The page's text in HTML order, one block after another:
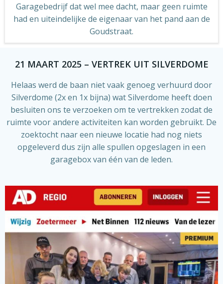
Garagebedrijf dat wel mee dacht, maar geen ruimte
had en uiteindelijke de eigenaar van het pand aan de
Goudstraat.
21 MAART 2025 – VERTREK UIT SILVERDOME
Helaas werd de baan niet vaak genoeg verhuurd door
Silverdome (2x en 1x bijna) wat Silverdome heeft doen
besluiten ons te verzoeken om te vertrekken zodat de
ruimte voor andere activiteiten kan worden gebruikt. De
zoektocht naar een nieuwe locatie had nog niets
opgeleverd dus zijn alle spullen opgeslagen in een
garagebox van één van de leden.